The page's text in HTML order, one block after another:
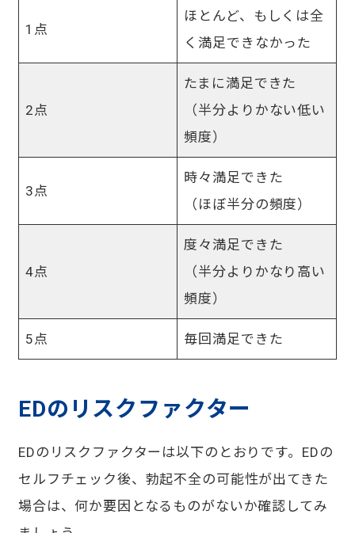
1点
ほとんど、もしくは全
く満足できなかった
2点
たまに満足できた
（半分よりかない低い
頻度）
3点
時々満足できた
（ほぼ半分の頻度）
4点
度々満足できた
（半分よりかなり高い
頻度）
5点 毎回満足できた
EDのリスクファクター
EDのリスクファクターは以下のとおりです。EDの
セルフチェック後、勃起不全の可能性が出てきた
場合は、何か要因となるものがないか確認してみ